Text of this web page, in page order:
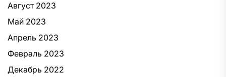
Август 2023
Май 2023
Апрель 2023
Февраль 2023
Декабрь 2022